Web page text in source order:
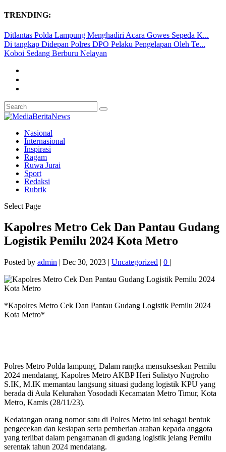
TRENDING:
Ditlantas Polda Lampung Menghadiri Acara Gowes Sepeda K...
Di tangkap Didepan Polres DPO Pelaku Pengelapan Oleh Te...
Koboi Sedang Berburu Nelayan
Nasional
Internasional
Inspirasi
Ragam
Ruwa Jurai
Sport
Redaksi
Rubrik
Select Page
Kapolres Metro Cek Dan Pantau Gudang
Logistik Pemilu 2024 Kota Metro
Posted by admin | Dec 30, 2023 | Uncategorized | 0 |
*Kapolres Metro Cek Dan Pantau Gudang Logistik Pemilu 2024
Kota Metro*
Polres Metro Polda lampung, Dalam rangka mensukseskan Pemilu
2024 mendatang, Kapolres Metro AKBP Heri Sulistyo Nugroho
S.IK, M.IK memantau langsung situasi gudang logistik KPU yang
berada di Aula Kelurahan Yosodadi Kecamatan Metro Timur, Kota
Metro, Kamis (28/11/23).
Kedatangan orang nomor satu di Polres Metro ini sebagai bentuk
pengecekan dan kesiapan serta pemberian arahan kepada anggota
yang terlibat dalam pengamanan di gudang logistik jelang Pemilu
serentak tahun 2024 mendatang.